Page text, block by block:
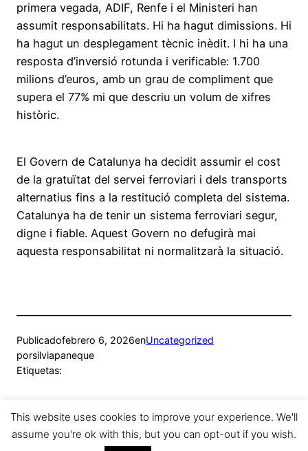
primera vegada, ADIF, Renfe i el Ministeri han
assumit responsabilitats. Hi ha hagut dimissions. Hi
ha hagut un desplegament tècnic inèdit. I hi ha una
resposta d’inversió rotunda i verificable: 1.700
milions d’euros, amb un grau de compliment que
supera el 77% mi que descriu un volum de xifres
històric.
El Govern de Catalunya ha decidit assumir el cost
de la gratuïtat del servei ferroviari i dels transports
alternatius fins a la restitució completa del sistema.
Catalunya ha de tenir un sistema ferroviari segur,
digne i fiable. Aquest Govern no defugirà mai
aquesta responsabilitat ni normalitzarà la situació.
Publicadofebrero 6, 2026enUncategorized
porsilviapaneque
Etiquetas:
Funciona gracias a
This website uses cookies to improve your experience. We'll
assume you're ok with this, but you can opt-out if you wish.